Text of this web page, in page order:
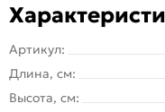
Артикул:
Длина, см:
Высота, см: